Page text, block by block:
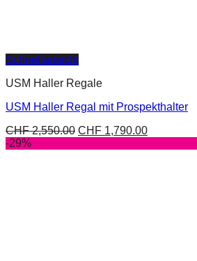
Schnellansicht
USM Haller Regale
USM Haller Regal mit Prospekthalter
CHF2,550.00 CHF 1,790.00
-29%